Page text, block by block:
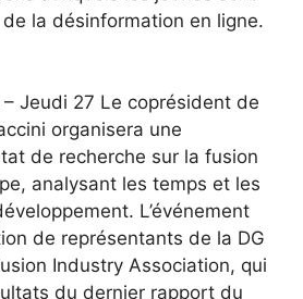
de la désinformation en ligne.
– Jeudi 27 Le coprésident de
organisera une
de recherche sur la fusion
analysant les temps et les
L’événement
de représentants de la DG
Industry Association, qui
du dernier rapport du